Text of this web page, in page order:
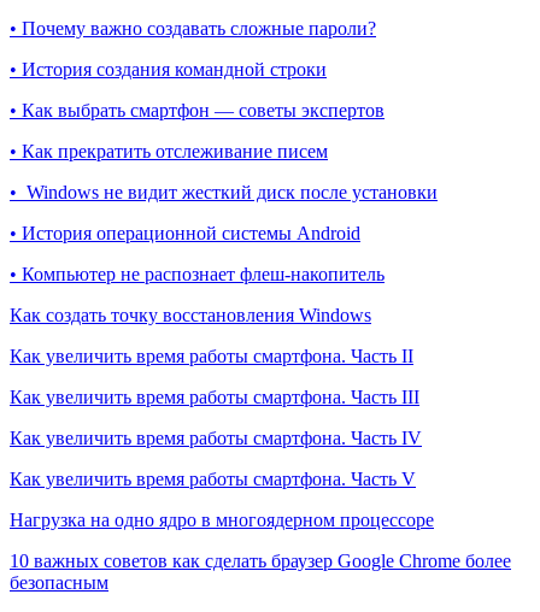
• Почему важно создавать сложные пароли?
• История создания командной строки
• Как выбрать смартфон — советы экспертов
• Как прекратить отслеживание писем
• Windows не видит жесткий диск после установки
• История операционной системы Android
• Компьютер не распознает флеш-накопитель
Как создать точку восстановления Windows
Как увеличить время работы смартфона. Часть II
Как увеличить время работы смартфона. Часть III
Как увеличить время работы смартфона. Часть IV
Как увеличить время работы смартфона. Часть V
Нагрузка на одно ядро в многоядерном процессоре
10 важных советов как сделать браузер Google Chrome более
безопасным